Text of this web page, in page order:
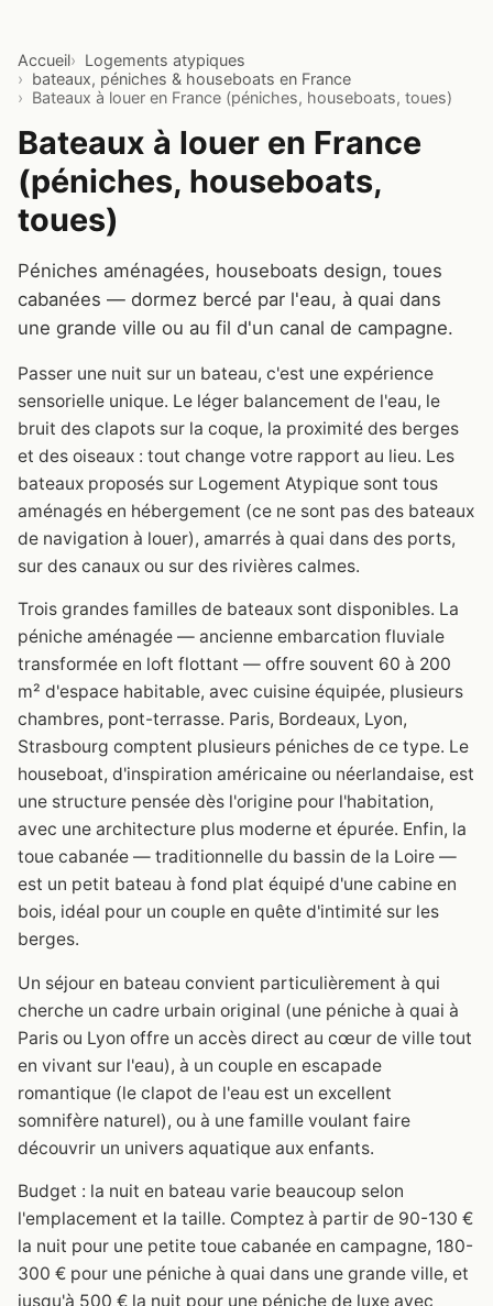
Accueil
Logements atypiques
bateaux, péniches & houseboats en France
Bateaux à louer en France (péniches, houseboats, toues)
Bateaux à louer en France
(péniches, houseboats,
toues)
Péniches aménagées, houseboats design, toues
cabanées — dormez bercé par l'eau, à quai dans
une grande ville ou au fil d'un canal de campagne.
Passer une nuit sur un bateau, c'est une expérience
sensorielle unique. Le léger balancement de l'eau, le
bruit des clapots sur la coque, la proximité des berges
et des oiseaux : tout change votre rapport au lieu. Les
bateaux proposés sur Logement Atypique sont tous
aménagés en hébergement (ce ne sont pas des bateaux
de navigation à louer), amarrés à quai dans des ports,
sur des canaux ou sur des rivières calmes.
Trois grandes familles de bateaux sont disponibles. La
péniche aménagée — ancienne embarcation fluviale
transformée en loft flottant — offre souvent 60 à 200
m² d'espace habitable, avec cuisine équipée, plusieurs
chambres, pont-terrasse. Paris, Bordeaux, Lyon,
Strasbourg comptent plusieurs péniches de ce type. Le
houseboat, d'inspiration américaine ou néerlandaise, est
une structure pensée dès l'origine pour l'habitation,
avec une architecture plus moderne et épurée. Enfin, la
toue cabanée — traditionnelle du bassin de la Loire —
est un petit bateau à fond plat équipé d'une cabine en
bois, idéal pour un couple en quête d'intimité sur les
berges.
Un séjour en bateau convient particulièrement à qui
cherche un cadre urbain original (une péniche à quai à
Paris ou Lyon offre un accès direct au cœur de ville tout
en vivant sur l'eau), à un couple en escapade
romantique (le clapot de l'eau est un excellent
somnifère naturel), ou à une famille voulant faire
découvrir un univers aquatique aux enfants.
Budget : la nuit en bateau varie beaucoup selon
l'emplacement et la taille. Comptez à partir de 90-130 €
la nuit pour une petite toue cabanée en campagne, 180-
300 € pour une péniche à quai dans une grande ville, et
jusqu'à 500 € la nuit pour une péniche de luxe avec